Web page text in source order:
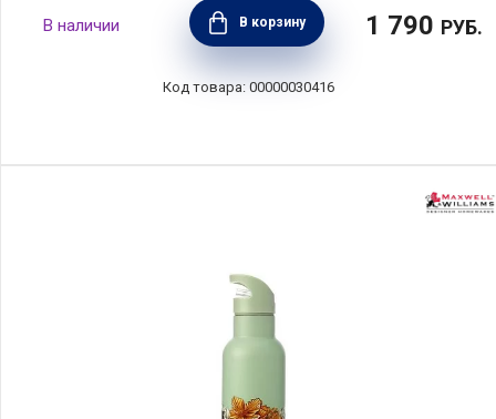
В корзину 1 790 РУБ.
00000030416